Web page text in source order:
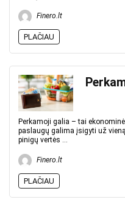
Finero.lt
PLAČIAU
Perkamoji galia – tai
paslaugų galima įsigyti už
pinigų vertės ...
Finero.lt
PLAČIAU